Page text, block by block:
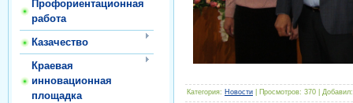
Профориентационная
работа
Казачество
Краевая
инновационная
площадка
Категория: Новости Просмотров: 370 Добавил: